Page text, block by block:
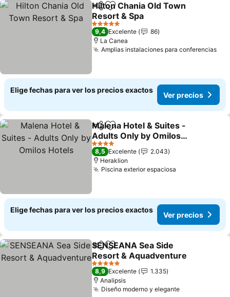
CompartirAgregar a favoritos
Hilton Chania Old Town
Resort & Spa
5 Estrellas
9,4 Excelente
86
La Canea
Amplias instalaciones para conferencias
Elige fechas para ver los precios exactos
Ver precios
CompartirAgregar a favoritos
Malena Hotel & Suites -
Adults Only by Omilos
Hotels
4 Estrellas
8,5 Excelente
2.043
Heraklion
Piscina exterior espaciosa
Elige fechas para ver los precios exactos
Ver precios
CompartirAgregar a favoritos
SENSEANA Sea Side
Resort & Aquadventure
5 Estrellas
8,9 Excelente
1.335
Analipsis
Diseño moderno y elegante